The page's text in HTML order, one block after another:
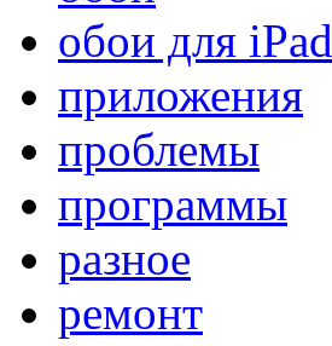
обои для iPad
приложения
проблемы
программы
разное
ремонт